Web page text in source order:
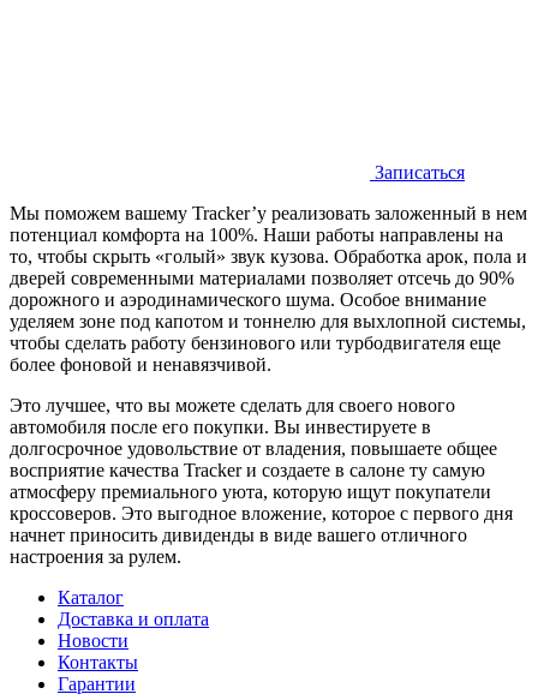
Записаться
Мы поможем вашему Tracker’у реализовать заложенный в нем
потенциал комфорта на 100%. Наши работы направлены на
то, чтобы скрыть «голый» звук кузова. Обработка арок, пола и
дверей современными материалами позволяет отсечь до 90%
дорожного и аэродинамического шума. Особое внимание
уделяем зоне под капотом и тоннелю для выхлопной системы,
чтобы сделать работу бензинового или турбодвигателя еще
более фоновой и ненавязчивой.
Это лучшее, что вы можете сделать для своего нового
автомобиля после его покупки. Вы инвестируете в
долгосрочное удовольствие от владения, повышаете общее
восприятие качества Tracker и создаете в салоне ту самую
атмосферу премиального уюта, которую ищут покупатели
кроссоверов. Это выгодное вложение, которое с первого дня
начнет приносить дивиденды в виде вашего отличного
настроения за рулем.
Каталог
Доставка и оплата
Новости
Контакты
Гарантии